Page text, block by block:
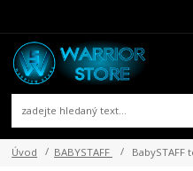
Úvod BABYSTAFF BabySTAFF